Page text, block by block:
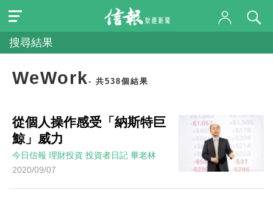
搜尋結果
WeWork- 共538個結果
從個人操作感受「納斯特巨
鯨」威力
今日信報 理財投資 投資者日記 畢老林
2020/09/07